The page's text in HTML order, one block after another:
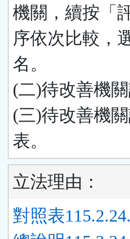
機關，續按「
序依次比較，
名。
(二)待改善機
(三)待改善機
表。
立法理由：
對照表